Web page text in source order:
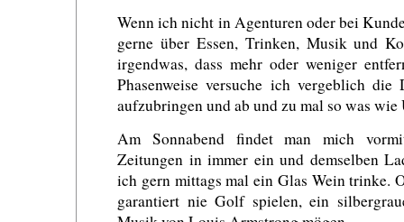
Wenn ich nicht in Agenturen oder bei
gerne über Essen, Trinken, Musik und
irgendwas, dass mehr oder weniger
Phasenweise versuche ich vergeblich
aufzubringen und ab und zu mal so was wie
Am Sonnabend findet man mich
Zeitungen in immer ein und demselben
ich gern mittags mal ein Glas Wein trinke.
garantiert nie Golf spielen, ein